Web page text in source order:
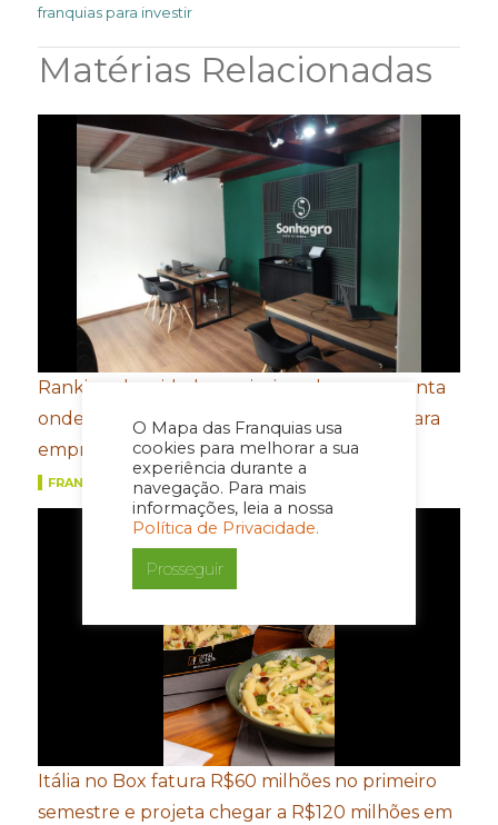
O Mapa das Franquias usa
cookies para melhorar a sua
experiência durante a
navegação. Para mais
informações, leia a nossa
Política de Privacidade.
Prosseguir
franquias para investir
Matérias Relacionadas
Ranking das cidades mais ricas do agro aponta
onde estarão as próximas oportunidades para
empreender
FRANQUIAS
Itália no Box fatura R$60 milhões no primeiro
semestre e projeta chegar a R$120 milhões em